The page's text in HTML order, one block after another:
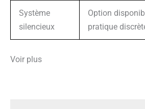
Système
silencieux
Option
pratique
Voir plus